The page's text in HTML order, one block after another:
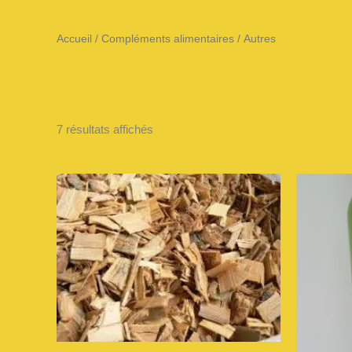
Accueil / Compléments alimentaires / Autres
7 résultats affichés